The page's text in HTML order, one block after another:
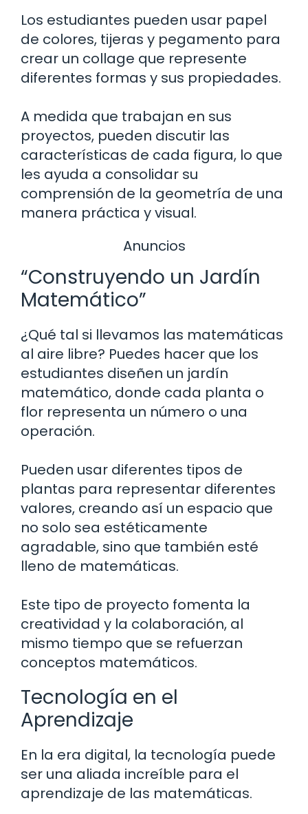
Los estudiantes pueden usar papel
de colores, tijeras y pegamento para
crear un collage que represente
diferentes formas y sus propiedades.
A medida que trabajan en sus
proyectos, pueden discutir las
características de cada figura, lo que
les ayuda a consolidar su
comprensión de la geometría de una
manera práctica y visual.
Anuncios
“Construyendo un Jardín
Matemático”
¿Qué tal si llevamos las matemáticas
al aire libre? Puedes hacer que los
estudiantes diseñen un jardín
matemático, donde cada planta o
flor representa un número o una
operación.
Pueden usar diferentes tipos de
plantas para representar diferentes
valores, creando así un espacio que
no solo sea estéticamente
agradable, sino que también esté
lleno de matemáticas.
Este tipo de proyecto fomenta la
creatividad y la colaboración, al
mismo tiempo que se refuerzan
conceptos matemáticos.
Tecnología en el
Aprendizaje
En la era digital, la tecnología puede
ser una aliada increíble para el
aprendizaje de las matemáticas.